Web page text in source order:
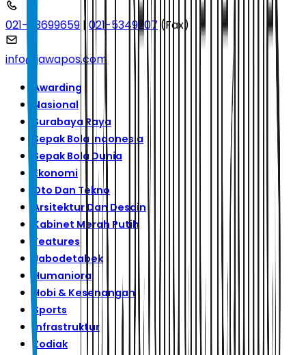
021-53699659 | 021-5349207 (Fax)
info@jawapos.com
Awarding
Nasional
Surabaya Raya
Sepak Bola Indonesia
Sepak Bola Dunia
Ekonomi
Oto Dan Tekno
Arsitektur Dan Desain
Kabinet Merah Putih
Features
Jabodetabek
Humaniora
Hobi & Kesenangan
Sports
Infrastruktur
Zodiak